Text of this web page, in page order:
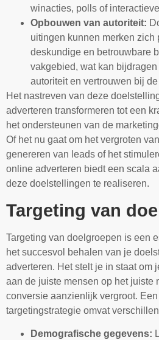
winacties, polls of
Opbouwen van autoriteit:
uitingen kunnen merken zich
deskundige en betrouwbare
vakgebied, wat kan
autoriteit en vertrouwen bij
Het nastreven van deze
adverteren transformeren tot een
het ondersteunen van de
Of het nu gaat om het vergroten
genereren van leads of het
online adverteren biedt een scala
deze doelstellingen te realiseren.
Targeting van
Targeting van doelgroepen is een
het succesvol behalen van je
adverteren. Het stelt je in staat om
aan de juiste mensen op het juiste
conversie aanzienlijk vergroot.
targetingstrategie omvat
Demografische gegevens: